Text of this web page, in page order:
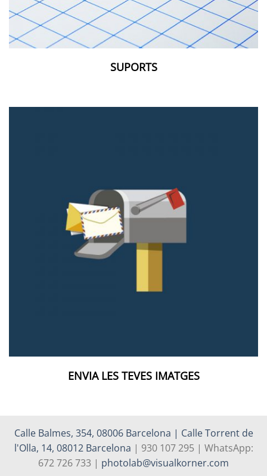
SUPORTS
ENVIA LES TEVES IMATGES
Calle Balmes, 354, 08006 Barcelona | Calle Torrent de
l'Olla, 14, 08012 Barcelona | 930 107 295 | WhatsApp:
672 726 733 | photolab@visualkorner.com